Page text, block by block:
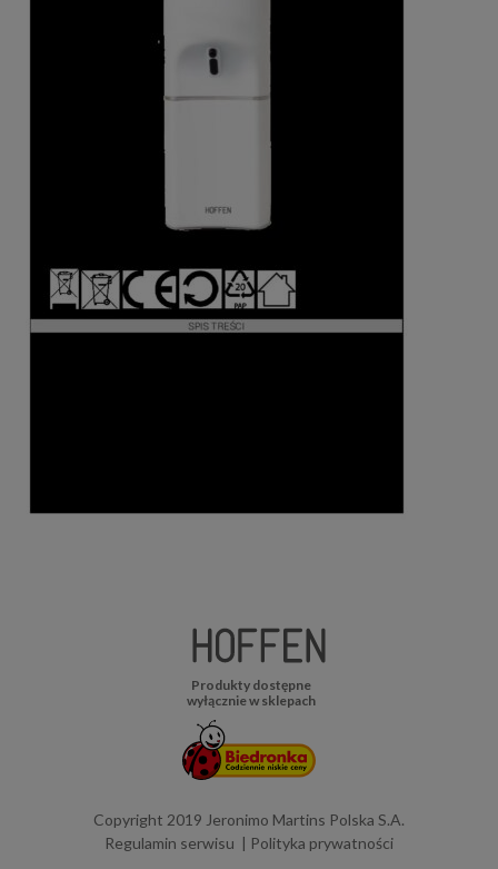
Produkty dostępne
wyłącznie w sklepach
Copyright 2019 Jeronimo Martins Polska S.A.
Regulamin serwisu
Polityka prywatności